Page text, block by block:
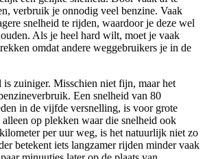
verbruik je onnodig veel benzine. Vaak
snelheid te rijden, waardoor je deze wel
Als je heel hard wilt, moet je vaak
omdat andere weggebruikers je in de
is zuiniger. Misschien niet fijn, maar het
Een snelheid van 80
in de vijfde versnelling, is voor grote
alleen op plekken waar die snelheid ook
per uur weg, is het natuurlijk niet zo
betekent iets langzamer rijden minder vaak